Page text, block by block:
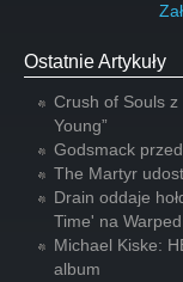
Ostatnie Artykuły
Crush of Souls
Young”
Godsmack
The Martyr
Drain oddaje
Time' na
Michael Kiske:
album